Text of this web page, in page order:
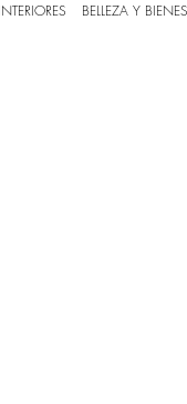
BELLEZA Y